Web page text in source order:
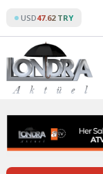
content
USD47.62 TRY